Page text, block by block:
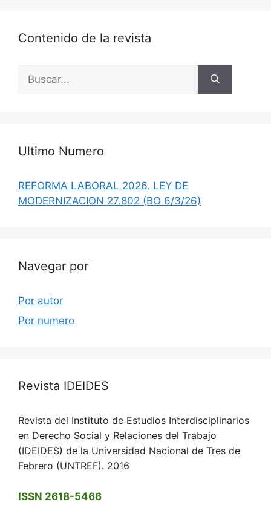
Contenido de la revista
Ultimo Numero
REFORMA LABORAL 2026. LEY DE
MODERNIZACION 27.802 (BO 6/3/26)
Navegar por
Por autor
Por numero
Revista IDEIDES
Revista del Instituto de Estudios Interdisciplinarios
en Derecho Social y Relaciones del Trabajo
(IDEIDES) de la Universidad Nacional de Tres de
Febrero (UNTREF). 2016
ISSN 2618-5466